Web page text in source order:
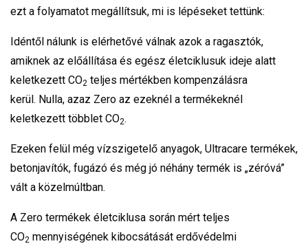
ezt a folyamatot megállítsuk, mi is lépéseket tettünk:
Idéntől nálunk is elérhetővé válnak azok a ragasztók,
amiknek az előállítása és egész életciklusuk ideje alatt
keletkezett CO2 teljes mértékben kompenzálásra
kerül. Nulla, azaz Zero az ezeknél a termékeknél
keletkezett többlet CO2.
Ezeken felül még vízszigetelő anyagok, Ultracare termékek,
betonjavítók, fugázó és még jó néhány termék is „zéróvá”
vált a közelmúltban.
A Zero termékek életciklusa során mért teljes
CO2 mennyiségének kibocsátását erdővédelmi